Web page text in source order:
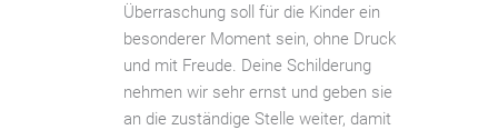
Überraschung soll für die Kinder ein
besonderer Moment sein, ohne Druck
und mit Freude. Deine Schilderung
nehmen wir sehr ernst und geben sie
an die zuständige Stelle weiter, damit